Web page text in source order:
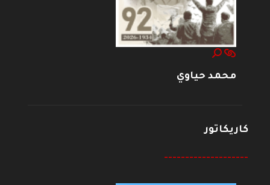
محمد حياوي
كاريكاتور
--------------------